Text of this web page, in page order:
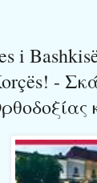
i
-